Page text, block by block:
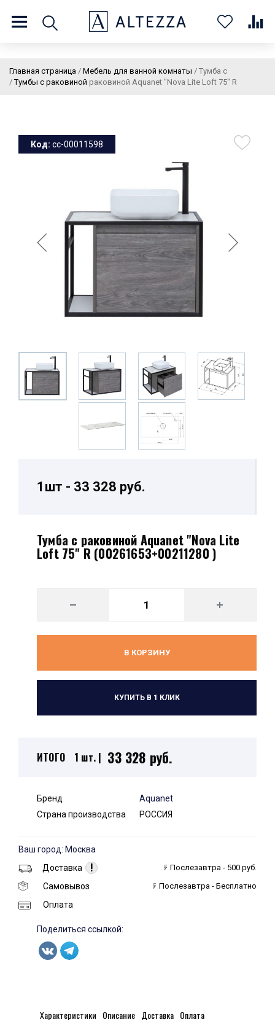
8 (800) 201 60 03 9:00 - 21:00 ПН-ВС
КонтактыКолеровка
Каталог 0
Главная страница / Мебель для ванной комнаты
/ Тумбы с раковиной
/ Тумба с
раковиной Aquanet "Nova Lite Loft 75" R
Код: cc-00011598
1шт - 33 328 руб.
Тумба с раковиной Aquanet "Nova Lite
Loft 75" R (00261653+00211280 )
В КОРЗИНУ
КУПИТЬ В 1 КЛИК
ИТОГО 1 шт. | 33 328 руб.
Бренд
Aquanet
Страна производства
РОССИЯ
Ваш город: Москва
Доставка
! Послезавтра - 500 руб.
Самовывоз Послезавтра - Бесплатно
Оплата
Поделиться ссылкой:
Характеристики Описание Доставка Оплата